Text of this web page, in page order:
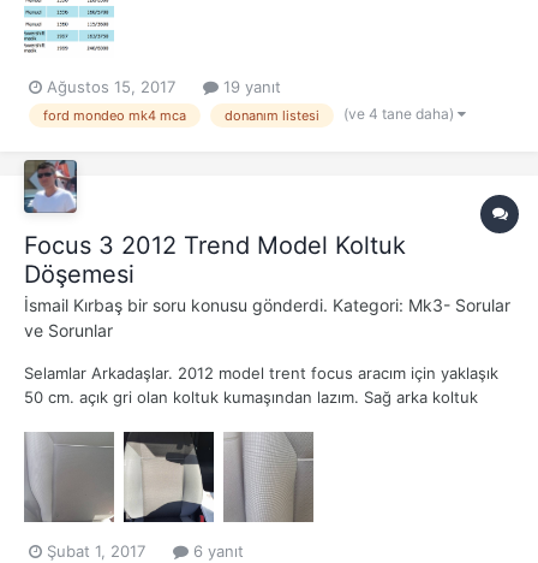
Ağustos 15, 2017 19 yanıt
ford mondeo mk4 mca donanım listesi (ve 4 tane daha)
Focus 3 2012 Trend Model Koltuk
Döşemesi
İsmail Kırbaş bir soru konusu gönderdi. Kategori: Mk3- Sorular
ve Sorunlar
Selamlar Arkadaşlar. 2012 model trent focus aracım için yaklaşık
50 cm. açık gri olan koltuk kumaşından lazım. Sağ arka koltuk
Antalya da döşemecilerde hep yakın renkler var birebir uyanını
bulamadım. Başına gelmiş olan...
Şubat 1, 2017 6 yanıt